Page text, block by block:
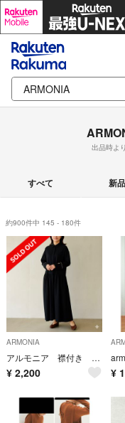
出品時よ
すべて 新品
約900件中 145 - 180件
ARMONIA
アルモニア 襟付き ロングワンピース 長袖 ブラック フレア スカート 無地
¥ 2,200 ¥